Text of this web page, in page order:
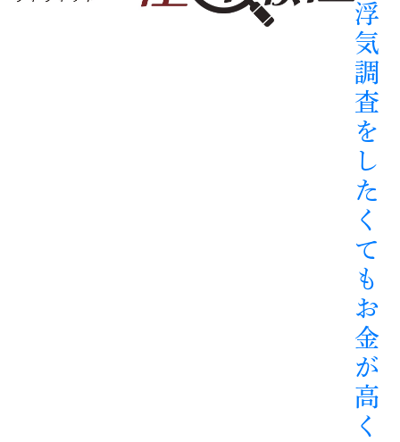
浮
気
調
査
を
し
た
く
て
も
お
金
が
高
く